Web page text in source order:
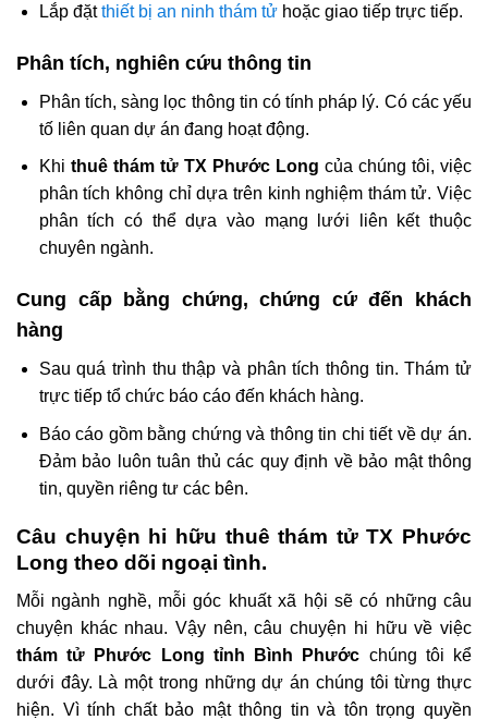
Lắp đặtthiết bị an ninh thám tửhoặc giao tiếp trực tiếp.
Phân tích, nghiên cứu thông tin
Phân tích, sàng lọc thông tin có tính pháp lý. Có các yếu
tố liên quan dự án đang hoạt động.
Khi thuê thám tử TX Phước Long của chúng tôi, việc
phân tích không chỉ dựa trên kinh nghiệm thám tử. Việc
phân tích có thể dựa vào mạng lưới liên kết thuộc
chuyên ngành.
Cung cấp bằng chứng, chứng cứ đến khách
hàng
Sau quá trình thu thập và phân tích thông tin. Thám tử
trực tiếp tổ chức báo cáo đến khách hàng.
Báo cáo gồm bằng chứng và thông tin chi tiết về dự án.
Đảm bảo luôn tuân thủ các quy định về bảo mật thông
tin, quyền riêng tư các bên.
Câu chuyện hi hữu thuê thám tử TX Phước
Long theo dõi ngoại tình.
Mỗi ngành nghề, mỗi góc khuất xã hội sẽ có những câu
chuyện khác nhau. Vậy nên, câu chuyện hi hữu về việc
thám tử Phước Long tỉnh Bình Phước chúng tôi kể
dưới đây. Là một trong những dự án chúng tôi từng thực
hiện. Vì tính chất bảo mật thông tin và tôn trọng quyền